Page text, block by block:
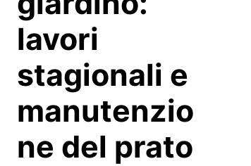
lavori
stagionali e
manutenzio
ne del prato